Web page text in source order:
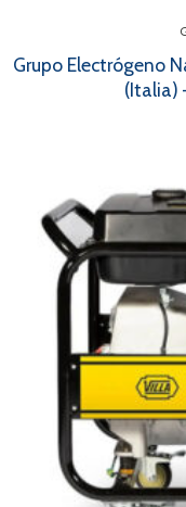
Grupo Electrógeno
(Italia)